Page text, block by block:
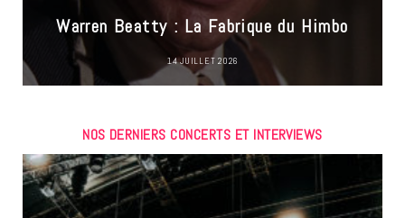
Warren Beatty : La Fabrique du Himbo
14 JUILLET 2026
NOS DERNIERS CONCERTS ET INTERVIEWS